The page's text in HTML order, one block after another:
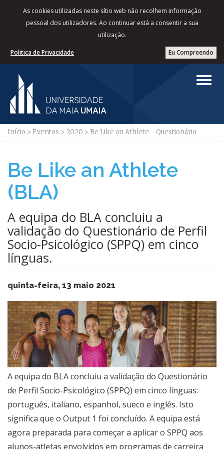
As cookies utilizadas neste sítio web não recolhem informação
pessoal dos utilizadores. Ao continuar está a consentir a sua
utilização.
Eu Compreendo
Politica de Privacidade
Início > Eventos > 2020 > Be Like an Athlete - Questionário
Be Like an Athlete
(BLA)
A equipa do BLA concluiu a
validação do Questionário de Perfil
Socio-Psicológico (SPPQ) em cinco
línguas.
quinta-feira, 13 maio 2021
​A equipa do BLA concluiu a validação do Questionário
de Perfil Socio-Psicológico (SPPQ) em cinco línguas:
português, italiano, espanhol, sueco e inglês. Isto
significa que o Output 1 foi concluído. A equipa está
agora preparada para começar a aplicar o SPPQ aos
alunos-atletas envolvidos em programas de carreira